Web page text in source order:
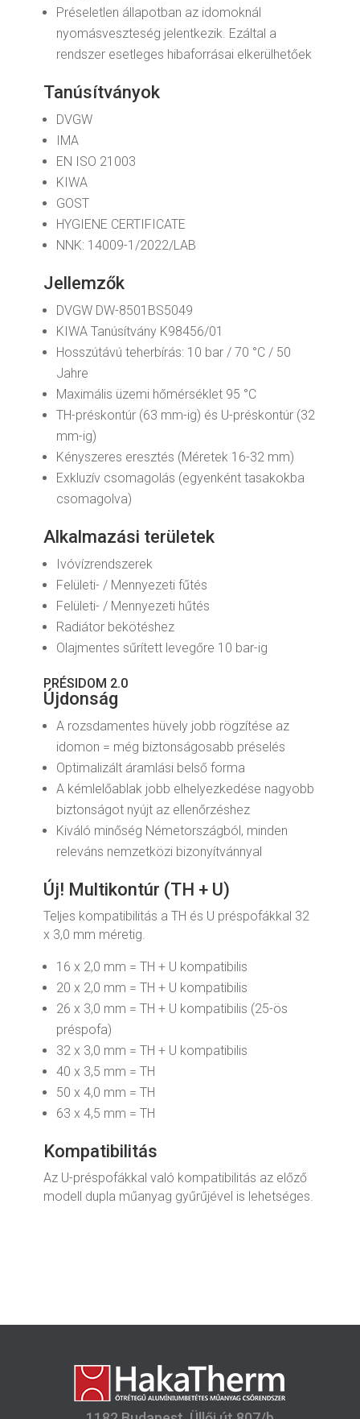
Préseletlen állapotban az idomoknál
nyomásveszteség jelentkezik. Ezáltal a
rendszer esetleges hibaforrásai elkerülhetőek
Tanúsítványok
DVGW
IMA
EN ISO 21003
KIWA
GOST
HYGIENE CERTIFICATE
NNK: 14009-1/2022/LAB
Jellemzők
DVGW DW-8501BS5049
KIWA Tanúsítvány K98456/01
Hosszútávú teherbírás: 10 bar / 70 °C / 50
Jahre
Maximális üzemi hőmérséklet 95 °C
TH-préskontúr (63 mm-ig) és U-préskontúr (32
mm-ig)
Kényszeres eresztés (Méretek 16-32 mm)
Exkluzív csomagolás (egyenként tasakokba
csomagolva)
Alkalmazási területek
Ivóvízrendszerek
Felületi- / Mennyezeti fűtés
Felületi- / Mennyezeti hűtés
Radiátor bekötéshez
Olajmentes sűrített levegőre 10 bar-ig
PRÉSIDOM 2.0
Újdonság
A rozsdamentes hüvely jobb rögzítése az
idomon = még biztonságosabb préselés
Optimalizált áramlási belső forma
A kémlelőablak jobb elhelyezkedése nagyobb
biztonságot nyújt az ellenőrzéshez
Kiváló minőség Németországból, minden
releváns nemzetközi bizonyítvánnyal
Új! Multikontúr (TH + U)
Teljes kompatibilitás a TH és U préspofákkal 32
x 3,0 mm méretig.
16 x 2,0 mm = TH + U kompatibilis
20 x 2,0 mm = TH + U kompatibilis
26 x 3,0 mm = TH + U kompatibilis (25-ös
préspofa)
32 x 3,0 mm = TH + U kompatibilis
40 x 3,5 mm = TH
50 x 4,0 mm = TH
63 x 4,5 mm = TH
Kompatibilitás
Az U-préspofákkal való kompatibilitás az előző
modell dupla műanyag gyűrűjével is lehetséges.